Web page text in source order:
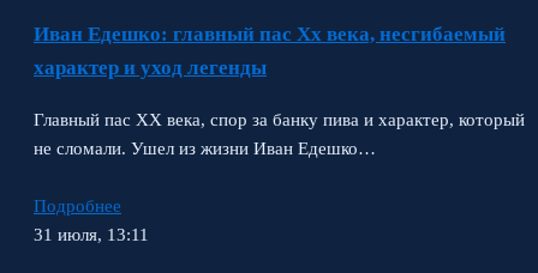
Иван Едешко: главный пас Xx века, несгибаемый
характер и уход легенды
Главный пас XX века, спор за банку пива и характер, который
не сломали. Ушел из жизни Иван Едешко…
Подробнее
31 июля, 13:11